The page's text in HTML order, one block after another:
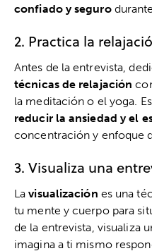
confiado y seguro
2. Practica la
Antes de la entrevista,
técnicas de relajación
la meditación o el yoga.
reducir la ansiedad y el
concentración y enfoque
3. Visualiza una
Lavisualización es una
tu mente y cuerpo para
de la entrevista, visualiza
imagina a ti mismo